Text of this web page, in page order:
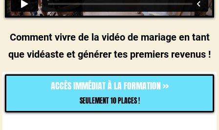
Comment vivre de la vidéo de mariage en tant
que vidéaste et générer tes premiers revenus !
ACCÈS IMMÉDIAT À LA FORMATION >>
SEULEMENT 10 PLACES !